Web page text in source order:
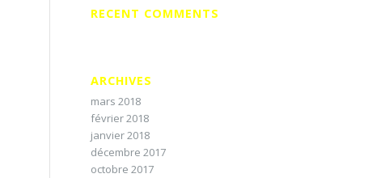
RECENT COMMENTS
ARCHIVES
mars 2018
février 2018
janvier 2018
décembre 2017
octobre 2017